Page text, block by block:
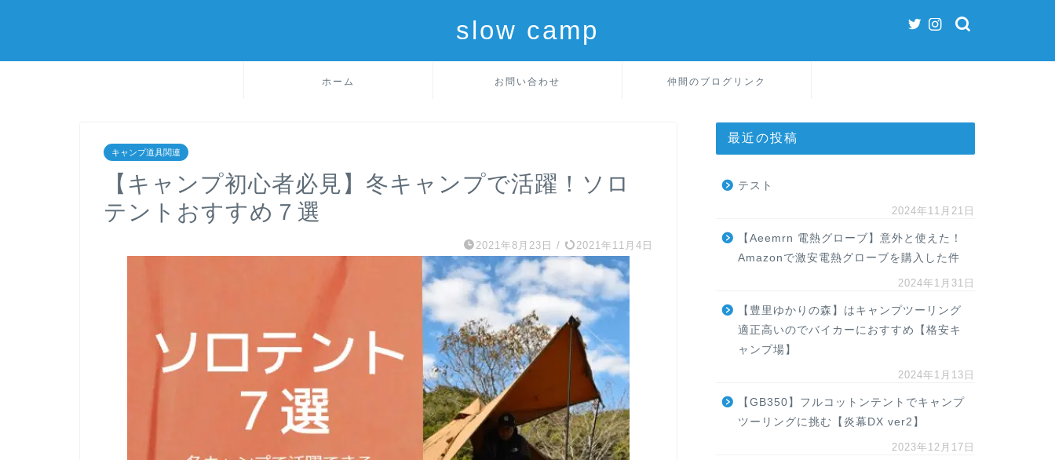
slow camp
ホーム お問い合わせ 仲間のブログリンク
キャンプ道具関連
【キャンプ初心者必見】冬キャンプで活躍！ソロ
テントおすすめ７選
2021年8月23日 / 2021年11月4日
最近の投稿
テスト
2024年11月21日
【Aeemrn 電熱グローブ】意外と使えた！
Amazonで激安電熱グローブを購入した件
2024年1月31日
【豊里ゆかりの森】はキャンプツーリング
適正高いのでバイカーにおすすめ【格安キ
ャンプ場】
2024年1月13日
【GB350】フルコットンテントでキャンプ
ツーリングに挑む【炎幕DX ver2】
2023年12月17日